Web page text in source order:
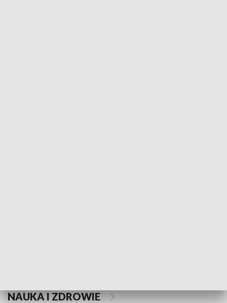
NAUKA I ZDROWIE